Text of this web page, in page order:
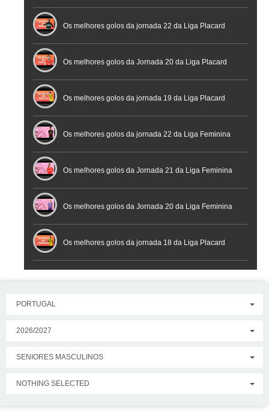
Futebol
Futsal | Documentário
Os melhores golos da jornada 22 da Liga Placard
Os melhores golos da Jornada 20 da Liga Placard
Futsal
Os melhores golos da jornada 19 da Liga Placard
Os melhores golos da jornada 22 da Liga Feminina
Placard
Os melhores golos da Jornada 21 da Liga Feminina
Placard
Os melhores golos da Jornada 20 da Liga Feminina
Placard
Os melhores golos da jornada 18 da Liga Placard
PORTUGAL
2026/2027
SENIORES MASCULINOS
NOTHING SELECTED